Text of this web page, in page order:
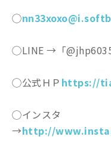
◯
◯LINE →「
◯公式ＨＰ https://
◯インスタ
→http://